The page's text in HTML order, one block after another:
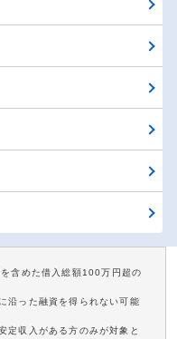
含めた借入総額100万円超の
沿った融資を得られない可能
定収入がある方のみが対象と